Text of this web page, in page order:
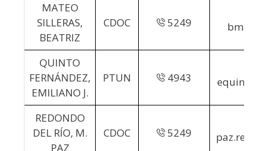
MATEO
SILLERAS,
BEATRIZ
CDOC 5249
QUINTO
FERNÁNDEZ,
EMILIANO J.
PTUN 4943
REDONDO
DEL RÍO, M.
PAZ
CDOC 5249